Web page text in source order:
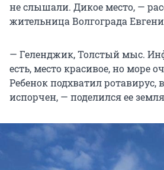
не слышали. Дикое место, —
жительница Волгограда
— Геленджик, Толстый мыс.
есть, место красивое, но море
Ребенок подхватил ротавирус,
испорчен, — поделился ее